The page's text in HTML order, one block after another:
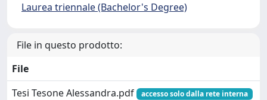
Laurea triennale (Bachelor's Degree)
File in questo prodotto:
File
Tesi Tesone Alessandra.pdf
accesso solo dalla rete interna